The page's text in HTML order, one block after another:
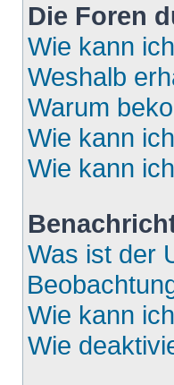
Die Foren
Wie kann
Weshalb
Warum
Wie kann
Wie kann
Was ist der
Wie kann
Wie